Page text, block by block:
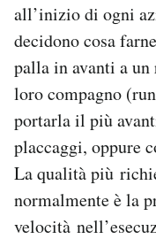
all’inizio di ogni
decidono cosa
palla in avanti a
loro compagno
portarla il più
placcaggi, oppure
La qualità più
normalmente è la
velocità